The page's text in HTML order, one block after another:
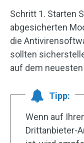
Schritt 1. Starten
abgesicherten
die
sollten
auf dem
Tipp:
Wenn auf
Drittanbieter-